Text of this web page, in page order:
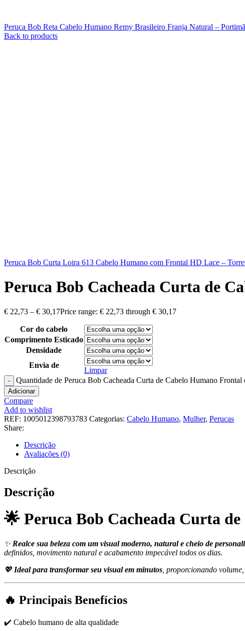
Peruca Bob Reta Cabelo Humano Remy Brasileiro Franja Natural –
Back to products
Peruca Bob Curta Loira 613 Cabelo Humano com Frontal HD Lace –
Peruca Bob Cacheada Curta de
€ 22,73 – € 30,17Price range: € 22,73 through € 30,17
Cor do cabelo
Comprimento Esticado
Densidade
Envia de
Limpar
Quantidade de Peruca Bob Cacheada Curta de Cabelo Humano Frontal
Adicionar
Compare
Add to wishlist
REF: 1005012398793783 Categorias: Cabelo Humano, Mulher, Perucas
Share:
Descrição
Avaliações (0)
Descrição
Descrição
🌟 Peruca Bob Cacheada Curta
✨ Realce sua beleza com um visual moderno, natural e cheio de
definidos, movimento natural e acabamento impecável todos os dias.
💖 Ideal para transformar seu visual em minutos , proporcionando
🔥 Principais Benefícios
✔️ Cabelo humano de alta qualidade